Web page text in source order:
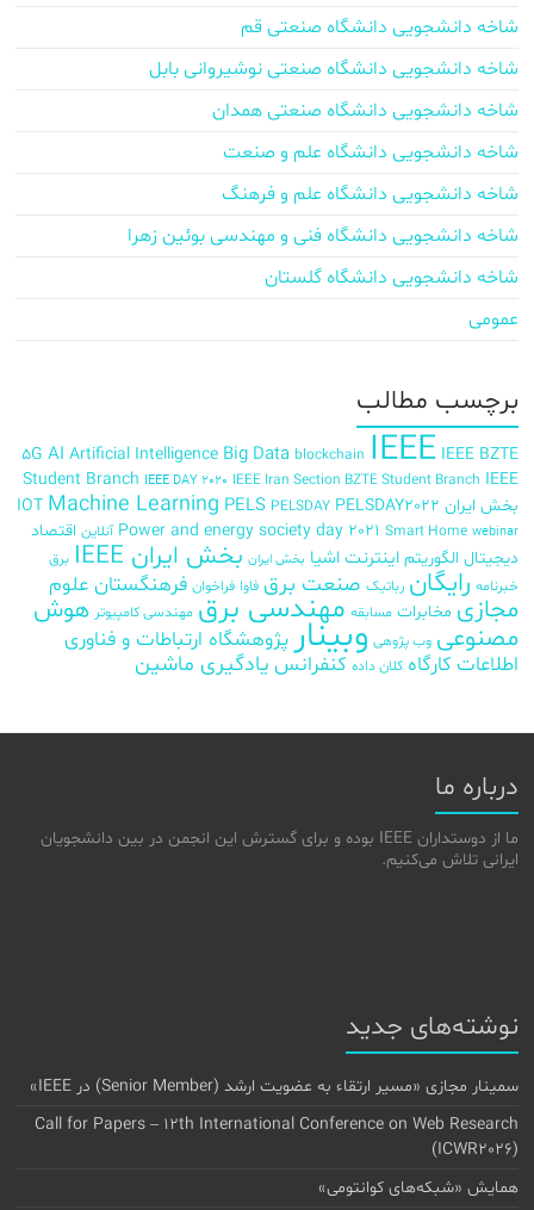
شاخه دانشجویی دانشگاه صنعتی قم
شاخه دانشجویی دانشگاه صنعتی نوشیروانی بابل
شاخه دانشجویی دانشگاه صنعتی همدان
شاخه دانشجویی دانشگاه علم و صنعت
شاخه دانشجویی دانشگاه علم و فرهنگ
شاخه دانشجویی دانشگاه فنی و مهندسی بوئین زهرا
شاخه دانشجویی دانشگاه گلستان
عمومی
برچسب‌ مطالب
5G AI Artificial Intelligence Big Data blockchain IEEE IEEE BZTE
Student Branch IEEE DAY 2020 IEEE Iran Section BZTE Student Branch IEEE
بخش ایران
IOT Machine Learning PELS PELSDAY PELSDAY2022
Power and energy society day 2021 Smart Home webinar آنلاین اقتصاد
دیجیتال الگوریتم اینترنت اشیا بخش ایران بخش ایران IEEE
برق
خبرنامه رایگان رباتیک صنعت برق فاوا فراخوان فرهنگستان علوم
مجازی مخابرات مسابقه مهندسی برق مهندسی کامپیوتر هوش
مصنوعی وب پژوهی وبینارپژوهشگاه ارتباطات و فناوری
اطلاعات کارگاه کلان داده کنفرانس یادگیری ماشین
درباره ما
ما از دوستداران IEEE بوده و برای گسترش این انجمن در بین دانشجویان
ایرانی تلاش می‌کنیم.
نوشته‌های جدید
سمینار مجازی «مسیر ارتقاء به عضویت ارشد (Senior Member) در IEEE»
Call for Papers – 12th International Conference on Web Research
(ICWR2026)
همایش «شبکه‌های کوانتومی»